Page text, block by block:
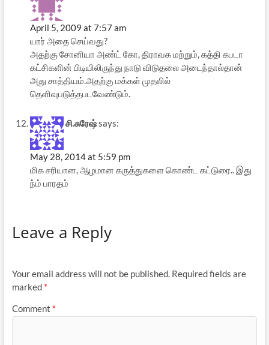
April 5, 2009 at 7:57 am
யார் அதை செய்வது?
அதற்கு சோனியா அண்ட் கோ, திராவக மற்றும், கத்தி கபடா
கட்சிகளின் பிடியிலிருந்து நாடு விடுதலை அடைந்தால்தான்
அது சாத்தியம்.அதற்கு மக்கள் முதலில்
தெளிவுபடுத்தபடவேண்டும்.
சி.சுரேஷ்says:
May 28, 2014 at 5:59 pm
மிக சரியான, ஆழமான கருத்துகளை கொண்ட கட்டுரை.. இது
ந்ம் பாரதம்
Leave a Reply
Your email address will not be published. Required fields are
marked *
Comment *